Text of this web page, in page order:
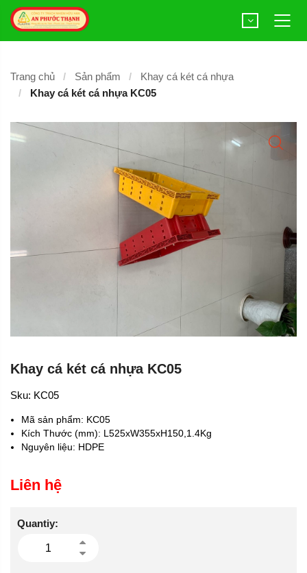
Trang chủ Sản phẩm
Khay cá két cá nhựa
Khay cá két cá nhựa KC05
Khay cá két cá nhựa KC05
Sku: KC05
Mã sản phẩm: KC05
Kích Thước (mm): L525xW355xH150,1.4Kg
Nguyên liệu: HDPE
Liên hệ
Quantiy: